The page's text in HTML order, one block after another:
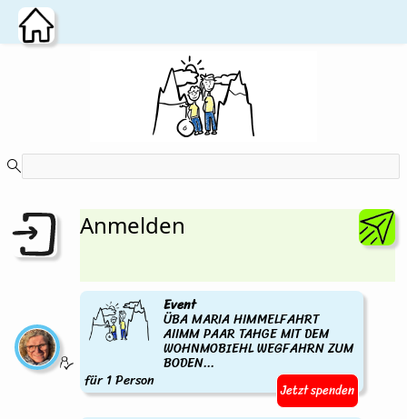
Zum Hauptinhalt wechseln
Anmelden
Event
ÜBA MARIA HIMMELFAHRT
AIIMM PAAR TAHGE MIT DEM
WOHNMOBIEHL WEGFAHRN ZUM
BODEN...
für 1 Person Jetzt spenden